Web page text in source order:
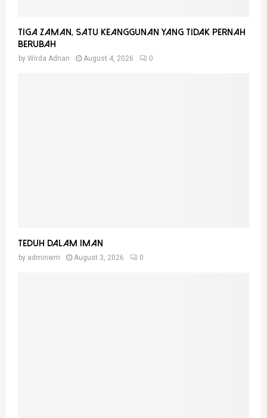
Tiga Zaman, Satu Keanggunan Yang Tidak Pernah
Berubah
by Wirda Adnan August 4, 2026 0
Teduh Dalam Iman
by adminwm August 3, 2026 0